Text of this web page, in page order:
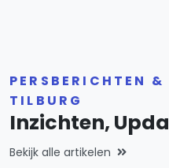
PERSBERICHTEN &
TILBURG
Inzichten,
Bekijk alle artikelen